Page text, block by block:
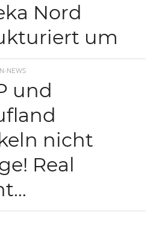
Nord
um
NEWS
und
nicht
Real